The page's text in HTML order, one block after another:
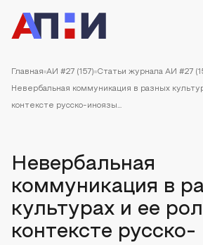
Главная АИ #27 (157) Статьи журнала АИ #27
Невербальная коммуникация в разных
контексте русско-иноязы...
Невербальная
коммуникация в
культурах и ее
контексте русско-